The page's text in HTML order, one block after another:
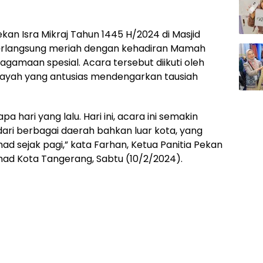
Isra Mikraj Tahun 1445 H/2024 di Masjid
meriah dengan kehadiran Mamah
spesial. Acara tersebut diikuti oleh
yang antusias mendengarkan tausiah
hari yang lalu. Hari ini, acara ini semakin
berbagai daerah bahkan luar kota, yang
sejak pagi,” kata Farhan, Ketua Panitia Pekan
Kota Tangerang, Sabtu (10/2/2024).